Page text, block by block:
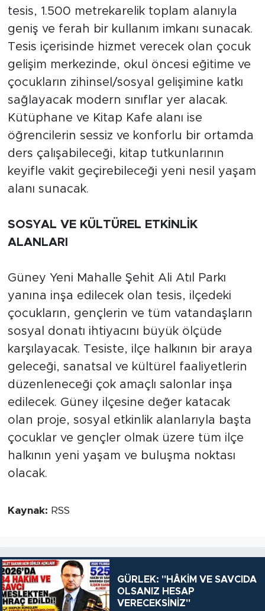
tesis, 1.500 metrekarelik toplam alanıyla
geniş ve ferah bir kullanım imkanı sunacak.
Tesis içerisinde hizmet verecek olan çocuk
gelişim merkezinde, okul öncesi eğitime ve
çocukların zihinsel/sosyal gelişimine katkı
sağlayacak modern sınıflar yer alacak.
Kütüphane ve Kitap Kafe alanı ise
öğrencilerin sessiz ve konforlu bir ortamda
ders çalışabileceği, kitap tutkunlarının
keyifle vakit geçirebileceği yeni nesil yaşam
alanı sunacak.
SOSYAL VE KÜLTÜREL ETKİNLİK
ALANLARI
Güney Yeni Mahalle Şehit Ali Atıl Parkı
yanına inşa edilecek olan tesis, ilçedeki
çocukların, gençlerin ve tüm vatandaşların
sosyal donatı ihtiyacını büyük ölçüde
karşılayacak. Tesiste, ilçe halkının bir araya
geleceği, sanatsal ve kültürel faaliyetlerin
düzenleneceği çok amaçlı salonlar inşa
edilecek. Güney ilçesine değer katacak
olan proje, sosyal etkinlik alanlarıyla başta
çocuklar ve gençler olmak üzere tüm ilçe
halkının yeni yaşam ve buluşma noktası
olacak.
Kaynak: RSS
GÜRLEK: "HÂKİM VE SAVCIDA
OLSANIZ HESAP
VERECEKSİNİZ"